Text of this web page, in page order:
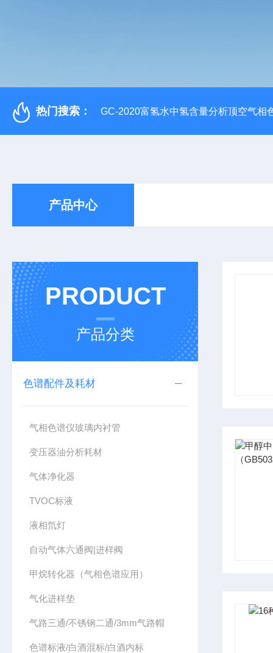
热门搜索： GC-2020富氢水中氢含量分析顶空气相
产品中心
PRODUCT
产品分类
色谱配件及耗材
气相色谱仪玻璃内衬管
变压器油分析耗材
气体净化器
TVOC标液
液相氘灯
自动气体六通阀|进样阀
甲烷转化器（气相色谱应用）
气化进样垫
气路三通/不锈钢二通/3mm气路帽
色谱标液/白酒混标/白酒内标